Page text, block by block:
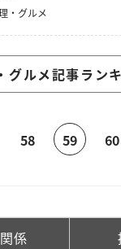
・グルメ
グルメ記事ラン
58 59 60
係